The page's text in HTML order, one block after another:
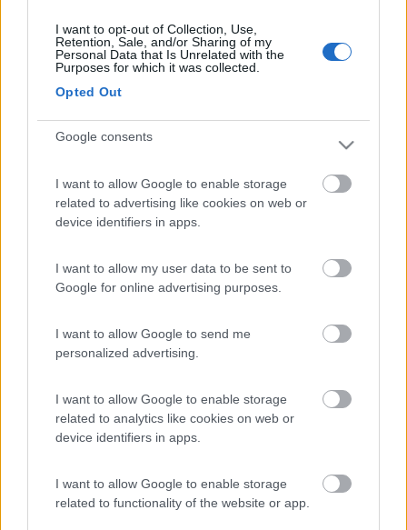
I want to opt-out of Collection, Use,
Retention, Sale, and/or Sharing of my
Personal Data that Is Unrelated with the
Purposes for which it was collected.
Opted Out
Google consents
I want to allow Google to enable storage
related to advertising like cookies on web or
device identifiers in apps.
I want to allow my user data to be sent to
Google for online advertising purposes.
I want to allow Google to send me
personalized advertising.
I want to allow Google to enable storage
related to analytics like cookies on web or
device identifiers in apps.
I want to allow Google to enable storage
related to functionality of the website or app.
Andrea Aiesistem Projet van 554
Modificato da Esprit libre il 04/07/2019 alle 15:26:33
franco49tn
10466
Servirebbe una tal cosa - gonfiabile .- antigrandine
per i camper
ma con il vento penso prenda anche il "volo"